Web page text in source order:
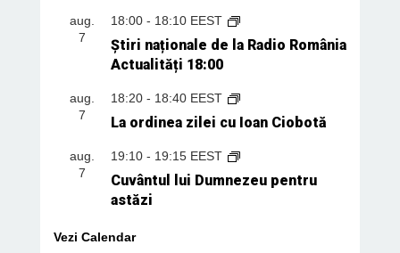
aug.
7
18:00- 18:10 EEST
Știri naționale de la Radio România
Actualități 18:00
aug.
7
18:20- 18:40 EEST
La ordinea zilei cu Ioan Ciobotă
aug.
7
19:10- 19:15 EEST
Cuvântul lui Dumnezeu pentru
astăzi
Vezi Calendar